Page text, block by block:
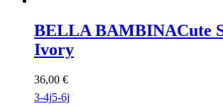
BELLA BAMBINACute
Ivory
36,00 €
3-4j5-6j